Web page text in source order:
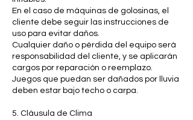
En el caso de máquinas de golosinas, el
cliente debe seguir las instrucciones de
uso para evitar daños.
Cualquier daño o pérdida del equipo será
responsabilidad del cliente, y se aplicarán
cargos por reparación o reemplazo.
Juegos que puedan ser dañados por lluvia
deben estar bajo techo o carpa.
5. Cláusula de Clima